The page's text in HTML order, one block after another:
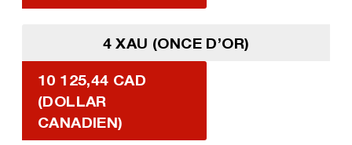
4 XAU (ONCE D’OR)
10 125,44 CAD
(DOLLAR
CANADIEN)